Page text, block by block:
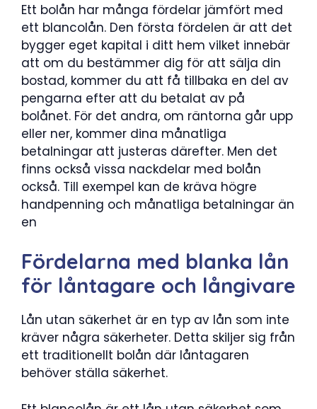
Ett bolån har många fördelar jämfört med
ett blancolån. Den första fördelen är att det
bygger eget kapital i ditt hem vilket innebär
att om du bestämmer dig för att sälja din
bostad, kommer du att få tillbaka en del av
pengarna efter att du betalat av på
bolånet. För det andra, om räntorna går upp
eller ner, kommer dina månatliga
betalningar att justeras därefter. Men det
finns också vissa nackdelar med bolån
också. Till exempel kan de kräva högre
handpenning och månatliga betalningar än
en
Fördelarna med blanka lån
för låntagare och långivare
Lån utan säkerhet är en typ av lån som inte
kräver några säkerheter. Detta skiljer sig från
ett traditionellt bolån där låntagaren
behöver ställa säkerhet.